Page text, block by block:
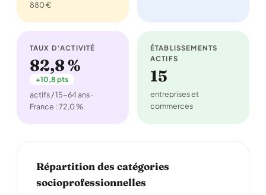
880 €
TAUX D'ACTIVITÉ
82,8 %
+10,8 pts
actifs / 15-64 ans ·
France : 72,0 %
ÉTABLISSEMENTS
ACTIFS
15
entreprises et
commerces
Répartition des catégories
socioprofessionnelles